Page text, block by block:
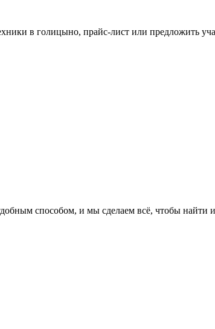
в голицыно, прайс-лист или предложить
способом, и мы сделаем всё, чтобы найти